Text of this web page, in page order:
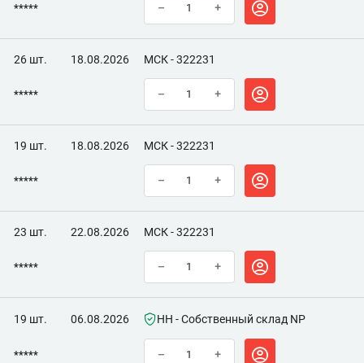
***** – +
26 шт. 18.08.2026 МСК - 322231
***** – +
19 шт. 18.08.2026 МСК - 322231
***** – +
23 шт. 22.08.2026 МСК - 322231
***** – +
19 шт. 06.08.2026 НН - Собственный склад NP
***** – +